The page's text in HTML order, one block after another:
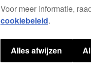
Voor meer informatie,
cookiebeleid.
Alles afwijzen